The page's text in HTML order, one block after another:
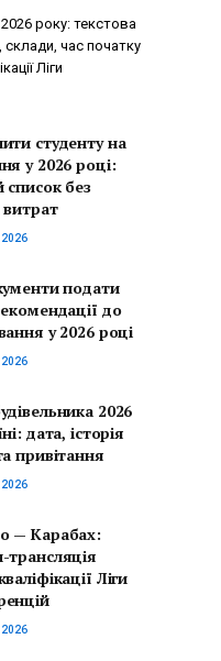
року: текстова
склади, час початку
Ліги
студенту на
у 2026 році:
список без
подати
до
у 2026 році
2026
дата, історія
привітання
— Карабах:
трансляція
Ліги